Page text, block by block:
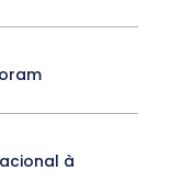
Especial
Febre Amarela
Minas Gerais
à